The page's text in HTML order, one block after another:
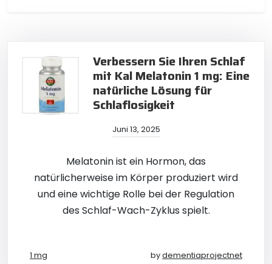
Verbessern Sie Ihren Schlaf
mit Kal Melatonin 1 mg: Eine
natürliche Lösung für
Schlaflosigkeit
Juni 13, 2025
Melatonin ist ein Hormon, das
natürlicherweise im Körper produziert wird
und eine wichtige Rolle bei der Regulation
des Schlaf-Wach-Zyklus spielt.
1 mg bydementiaprojectnet